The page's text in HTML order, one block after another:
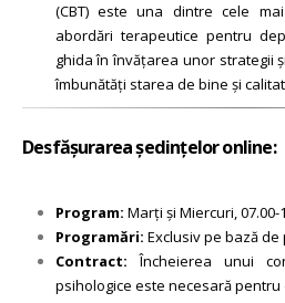
(CBT) este una dintre cele
abordări terapeutice pentru
ghida în învățarea unor strategii
îmbunătăți starea de bine și
Desfășurarea ședințelor online:
Program: Marți și Miercuri, 07.00-
Programări: Exclusiv pe bază
Contract: Încheierea unui
psihologice este necesară